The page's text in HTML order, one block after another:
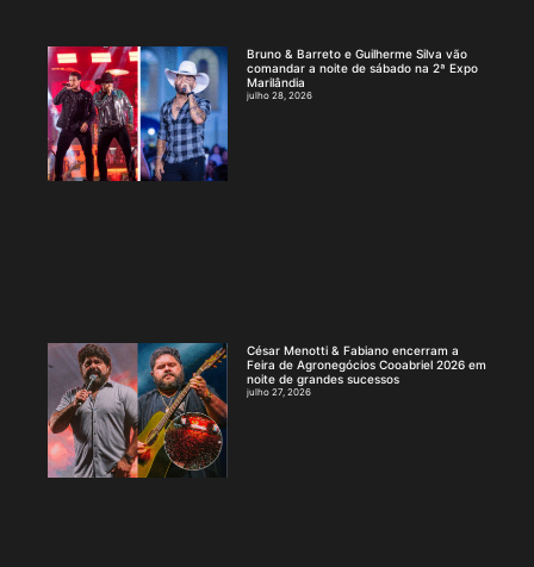
Bruno & Barreto e Guilherme Silva vão
comandar a noite de sábado na 2ª Expo
Marilândia
julho 28, 2026
César Menotti & Fabiano encerram a
Feira de Agronegócios Cooabriel 2026 em
noite de grandes sucessos
julho 27, 2026